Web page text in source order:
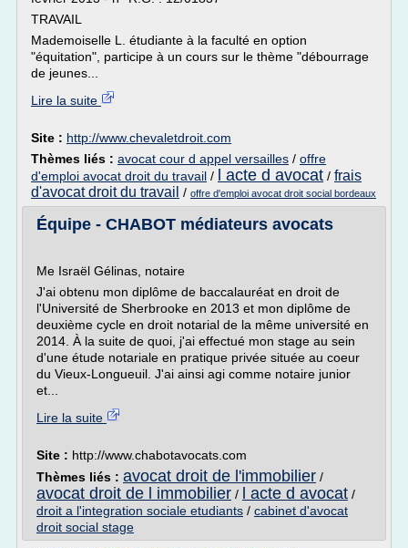
TRAVAIL
Mademoiselle L. étudiante à la faculté en option
"équitation", participe à un cours sur le thème "débourrage
de jeunes...
Lire la suite
Site : http://www.chevaletdroit.com
Thèmes liés : avocat cour d appel versailles / offre
d'emploi avocat droit du travail / l acte d avocat / frais
d'avocat droit du travail / offre d'emploi avocat droit social bordeaux
Équipe - CHABOT médiateurs avocats
Me Israël Gélinas, notaire
J'ai obtenu mon diplôme de baccalauréat en droit de
l'Université de Sherbrooke en 2013 et mon diplôme de
deuxième cycle en droit notarial de la même université en
2014. À la suite de quoi, j'ai effectué mon stage au sein
d'une étude notariale en pratique privée située au coeur
du Vieux-Longueuil. J'ai ainsi agi comme notaire junior
et...
Lire la suite
Site : http://www.chabotavocats.com
Thèmes liés : avocat droit de l'immobilier /
avocat droit de l immobilier / l acte d avocat /
droit a l'integration sociale etudiants / cabinet d'avocat
droit social stage